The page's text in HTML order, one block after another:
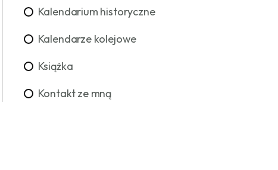
Kalendarium historyczne
Kalendarze kolejowe
Książka
Kontakt ze mną